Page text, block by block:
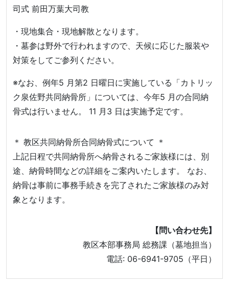
司式 前田万葉大司教
・現地集合・現地解散となります。
・墓参は野外で行われますので、天候に応じた服装や
対策をしてご参列ください。
※なお、例年5 月第2 日曜日に実施している「カトリッ
ク泉佐野共同納骨所」については、今年5 月の合同納
骨式は行いません。 11 月3 日は実施予定です。
＊ 教区共同納骨所合同納骨式について ＊
上記日程で共同納骨所へ納骨されるご家族様には、別
途、納骨時間などの詳細をご案内いたします。 なお、
納骨は事前に事務手続きを完了されたご家族様のみ対
象となります。
【問い合わせ先】
教区本部事務局 総務課（墓地担当）
電話: 06-6941-9705（平日）